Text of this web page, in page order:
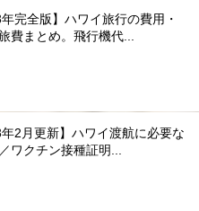
年完全版】ハワイ旅行の費用・
費まとめ。飛行機代...
年2月更新】ハワイ渡航に必要な
ワクチン接種証明...